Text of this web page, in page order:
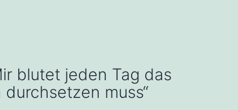
blutet jeden Tag das
muss“